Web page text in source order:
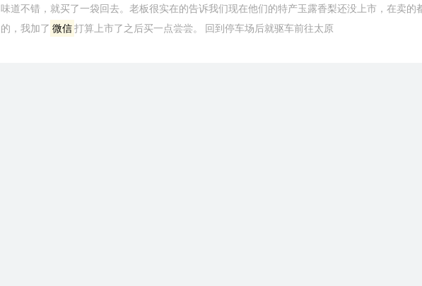
味道不错，就买了一袋回去。老板很实在的告诉我们现在他们的特产玉露香梨还没上市，在卖的
的，我加了 微信打算上市了之后买一点尝尝。 回到停车场后就驱车前往太原